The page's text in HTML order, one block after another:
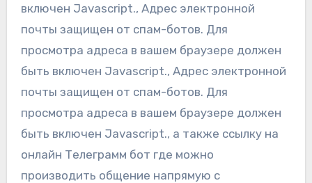
включен Javascript., Адрес электронной
почты защищен от спам-ботов. Для
просмотра адреса в вашем браузере должен
быть включен Javascript., Адрес электронной
почты защищен от спам-ботов. Для
просмотра адреса в вашем браузере должен
быть включен Javascript., а также ссылку на
онлайн Телеграмм бот где можно
производить общение напрямую с